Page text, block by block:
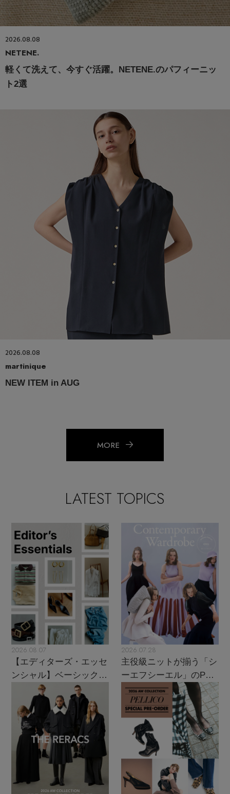
2026.08.08
NETENE.
軽くて洗えて、今すぐ活躍。NETENE.のパフィーニッ
ト2選
2026.08.08
martinique
NEW ITEM in AUG
MORE
LATEST TOPICS
2026.08.07
【エディターズ・エッセ
ンシャル】ベーシックと
トレンドが交差する16の
2026.07.28
主役級ニットが揃う「シ
ーエフシーエル」のPOP
UPがスタート